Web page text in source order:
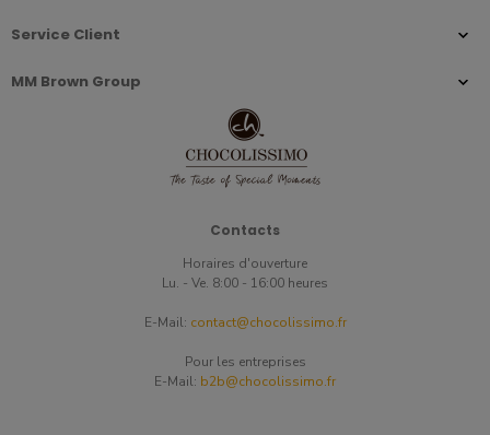
Service Client
MM Brown Group
Contacts
Horaires d'ouverture
Lu. - Ve. 8:00 - 16:00 heures
E-Mail: contact@chocolissimo.fr
Pour les entreprises
E-Mail: b2b@chocolissimo.fr